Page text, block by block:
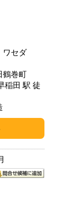
ワセダ
巻町
駅 徒